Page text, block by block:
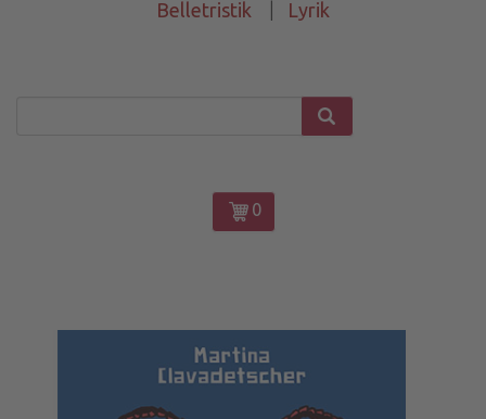
Belletristik Lyrik
0